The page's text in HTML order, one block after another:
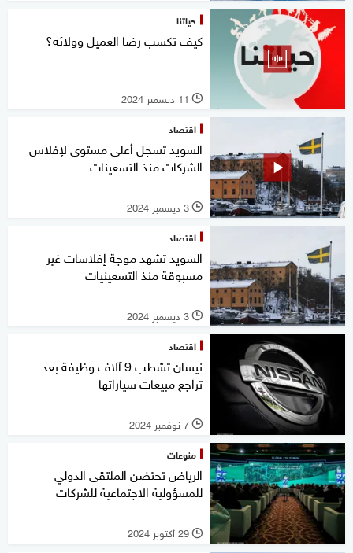
حياتنا
كيف تكسب رضا العميل وولائه؟
l 11 ديسمبر 2024
اقتصاد
السويد تسجل أعلى مستوى لإفلاس
الشركات منذ التسعينات
l 3 ديسمبر 2024
اقتصاد
السويد تشهد موجة إفلاسات غير
مسبوقة منذ التسعينيات
l 3 ديسمبر 2024
اقتصاد
نيسان تشطب 9 آلاف وظيفة بعد
تراجع مبيعات سياراتها
l 7 نوفمبر 2024
منوعات
الرياض تحتضن الملتقى الدولي
للمسؤولية الاجتماعية للشركات
l 29 أكتوبر 2024